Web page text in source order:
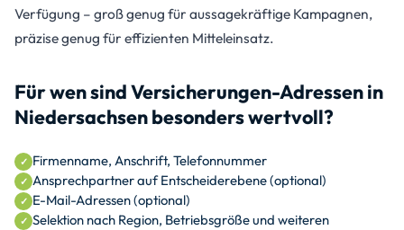
Verfügung – groß genug für aussagekräftige Kampagnen,
präzise genug für effizienten Mitteleinsatz.
Für wen sind Versicherungen-Adressen in
Niedersachsen besonders wertvoll?
Firmenname, Anschrift, Telefonnummer
Ansprechpartner auf Entscheiderebene (optional)
E-Mail-Adressen (optional)
Selektion nach Region, Betriebsgröße und weiteren